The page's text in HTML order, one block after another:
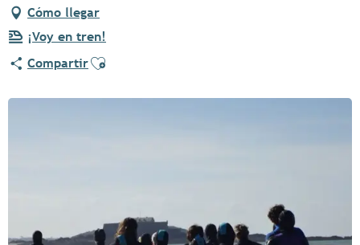
Cómo llegar
¡Voy en tren!
CompartirAjouter aux favoris